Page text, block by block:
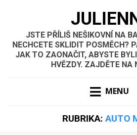
JSTE PŘÍLIŠ NEŠIKOVNÍ NA
NECHCETE SKLIDIT POSMĚCH?
JAK TO ZAONAČIT, ABYSTE
HVĚZDY. ZAJDĚTE NA
MENU
RUBRIKA: AUTO